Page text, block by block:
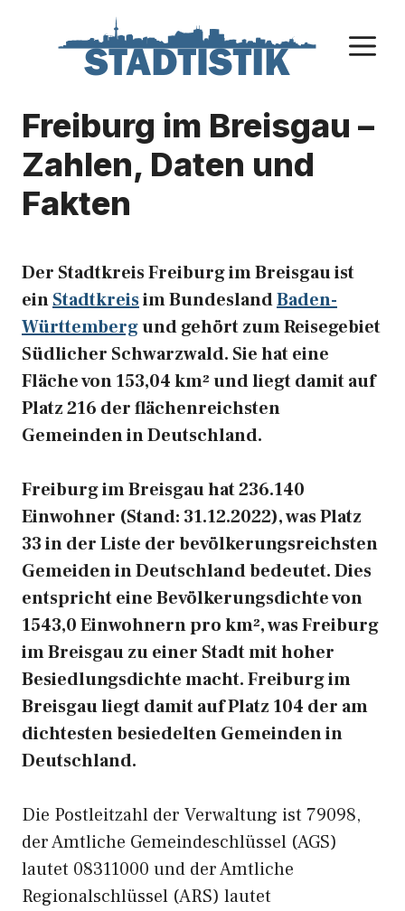
Freiburg im Breisgau –
Zahlen, Daten und
Fakten
Der Stadtkreis Freiburg im Breisgau ist
einStadtkreisim BundeslandBaden-
Württembergund gehört zum Reisegebiet
Südlicher Schwarzwald. Sie hat eine
Fläche von 153,04 km² und liegt damit auf
Platz 216 der flächenreichsten
Gemeinden in Deutschland.
Freiburg im Breisgau hat 236.140
Einwohner (Stand: 31.12.2022), was Platz
33 in der Liste der bevölkerungsreichsten
Gemeiden in Deutschland bedeutet. Dies
entspricht eine Bevölkerungsdichte von
1543,0 Einwohnern pro km², was Freiburg
im Breisgau zu einer Stadt mit hoher
Besiedlungsdichte macht. Freiburg im
Breisgau liegt damit auf Platz 104 der am
dichtesten besiedelten Gemeinden in
Deutschland.
Die Postleitzahl der Verwaltung ist 79098,
der Amtliche Gemeindeschlüssel (AGS)
lautet 08311000 und der Amtliche
Regionalschlüssel (ARS) lautet